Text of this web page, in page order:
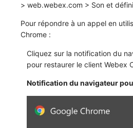
> web.webex.com > Son et
Pour répondre à un appel en
Chrome :
Cliquez sur la notification du
pour restaurer le client Webex
Notification du navigateur